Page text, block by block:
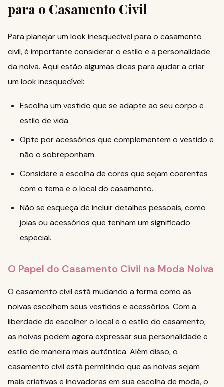
para o Casamento Civil
Para planejar um look inesquecível para o casamento
civil, é importante considerar o estilo e a personalidade
da noiva. Aqui estão algumas dicas para ajudar a criar
um look inesquecível:
Escolha um vestido que se adapte ao seu corpo e
estilo de vida.
Opte por acessórios que complementem o vestido e
não o sobreponham.
Considere a escolha de cores que sejam coerentes
com o tema e o local do casamento.
Não se esqueça de incluir detalhes pessoais, como
joias ou acessórios que tenham um significado
especial.
O Papel do Casamento Civil na Moda Noiva
O casamento civil está mudando a forma como as
noivas escolhem seus vestidos e acessórios. Com a
liberdade de escolher o local e o estilo do casamento,
as noivas podem agora expressar sua personalidade e
estilo de maneira mais autêntica. Além disso, o
casamento civil está permitindo que as noivas sejam
mais criativas e inovadoras em sua escolha de moda, o